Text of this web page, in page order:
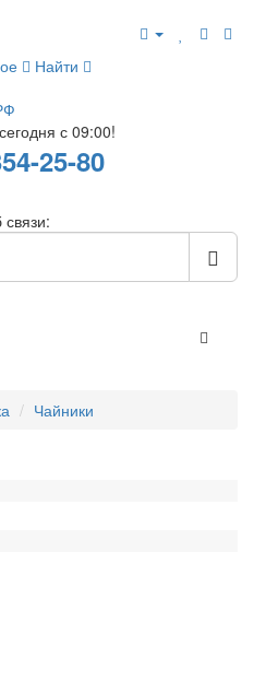
Найти
с 09:00!
25-80
Чайники